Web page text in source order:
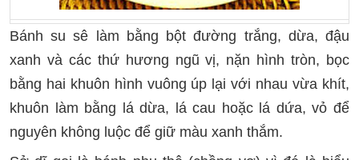
Bánh su sê làm bằng bột đường trắng, dừa, đậu
xanh và các thứ hương ngũ vị, nặn hình tròn, bọc
bằng hai khuôn hình vuông úp lại với nhau vừa khít,
khuôn làm bằng lá dừa, lá cau hoặc lá dứa, vỏ để
nguyên không luộc để giữ màu xanh thắm.